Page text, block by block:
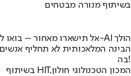
בשיתוף מנורה מבטחים
אל תישארו מאחור – בואו לגלות לאן ה-AI הולך
הבינה המלאכותית לא תחליף
בה!
בשיתוף HIT,המכון הטכנולוגי חולון